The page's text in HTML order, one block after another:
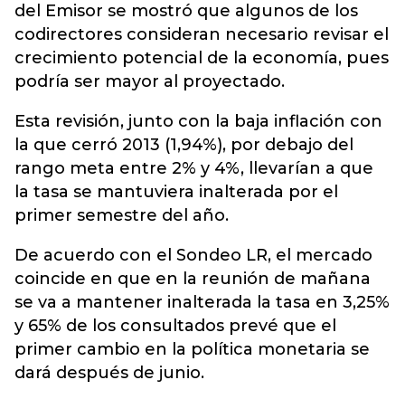
del Emisor se mostró que algunos de los
codirectores consideran necesario revisar el
crecimiento potencial de la economía, pues
podría ser mayor al proyectado.
Esta revisión, junto con la baja inflación con
la que cerró 2013 (1,94%), por debajo del
rango meta entre 2% y 4%, llevarían a que
la tasa se mantuviera inalterada por el
primer semestre del año.
De acuerdo con el Sondeo LR, el mercado
coincide en que en la reunión de mañana
se va a mantener inalterada la tasa en 3,25%
y 65% de los consultados prevé que el
primer cambio en la política monetaria se
dará después de junio.